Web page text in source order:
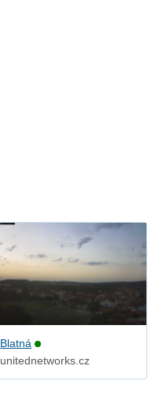
Blatná
unitednetworks.cz